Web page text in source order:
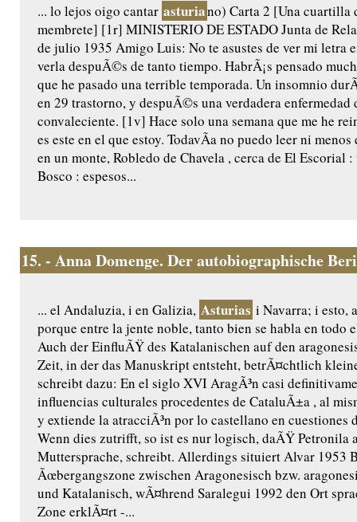
... lo lejos oigo cantar asturiano) Carta 2 [Una cuartilla
membrete] [1r] MINISTERIO DE ESTADO Junta de
de julio 1935 Amigo Luis: No te asustes de ver mi letra
verla despuÃ©s de tanto tiempo. HabrÃ¡s pensado
que he pasado una terrible temporada. Un insomnio
en 29 trastorno, y despuÃ©s una verdadera enfermedad
convaleciente. [1v] Hace solo una semana que me he
es este en el que estoy. TodavÃ­a no puedo leer ni
en un monte, Robledo de Chavela , cerca de El Escorial
Bosco : espesos...
15. - Anna Domenge. Der autobiographische
... el Andaluzia, i en Galizia, Asturias i Navarra; i esto,
porque entre la jente noble, tanto bien se habla en todo
Auch der EinfluÃŸ des Katalanischen auf den
Zeit, in der das Manuskript entsteht, betrÃ¤chtlich
schreibt dazu: En el siglo XVI AragÃ³n casi
influencias culturales procedentes de CataluÃ±a , al
y extiende la atracciÃ³n por lo castellano en cuestiones
Wenn dies zutrifft, so ist es nur logisch, daÃŸ Petronila
Muttersprache, schreibt. Allerdings situiert Alvar 1953
Ãœbergangszone zwischen Aragonesisch bzw.
und Katalanisch, wÃ¤hrend Saralegui 1992 den Ort
Zone erklÃ¤rt -...